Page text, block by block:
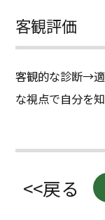
客観評価
客観的な診断→
な視点で自分を
<<戻る